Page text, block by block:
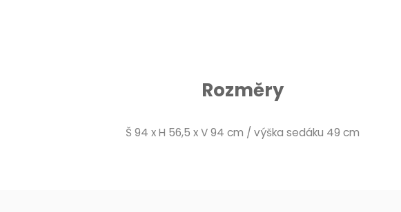
Rozměry
Š 94 x H 56,5 x V 94 cm / výška sedáku 49 cm